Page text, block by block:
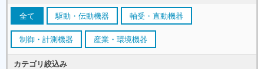
全て 駆動・伝動機器 軸受・直動機器
制御・計測機器 産業・環境機器
カテゴリ絞込み